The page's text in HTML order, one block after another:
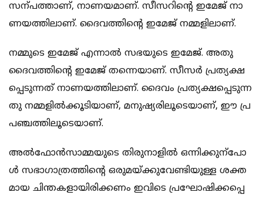
സ​​​​ന്പ​​​​ത്താ​​​​ണ്, നാ​​​​ണ​​​​യ​​​​മാ​​​​ണ്. സീ​​​​സ​​​​റി​​​​ന്‍റെ ഇ​​​​മേ​​​​ജ് നാ​​​​
ണ​​​​യ​​​​ത്തി​​​​ലാ​​​​ണ്. ദൈ​​​​വ​​​​ത്തി​​​​ന്‍റെ ഇ​​​​മേ​​​​ജ് ന​​​​മ്മ​​​​ളി​​​​ലാ​​​​ണ്.
ന​​​​മ്മു​​​​ടെ ഇ​​​​മേ​​​​ജ് എ​​​​ന്നാ​​​​ൽ സ​​​​ഭ​​​​യു​​​​ടെ ഇ​​​​മേ​​​​ജ്. അ​​​​തു
ദൈ​​​​വ​​​​ത്തി​​​​ന്‍റെ ഇ​​​​മേ​​​​ജ് ത​​​​ന്നെ​​​​യാ​​​​ണ്. സീ​​​​സ​​​​ർ പ്ര​​​​ത്യ​​​​ക്ഷ​​​​
പ്പെ​​​​ടു​​​​ന്ന​​​​ത് നാ​​​​ണ​​​​യ​​​​ത്തി​​​​ലാ​​​​ണ്. ദൈ​​​​വം പ്ര​​​​ത്യ​​​​ക്ഷ​​​​പ്പെ​​​​ടു​​​​ന്ന​​​​
തു ന​​​​മ്മ​​​​ളി​​​​ൽ​​​​ക്കൂ​​​​ടി​​​​യാ​​​​ണ്, മ​​​​നു​​​​ഷ്യ​​​​രി​​​​ലൂ​​​​ടെ​​​​യാ​​​​ണ്, ഈ ​​​​പ്ര​​​​
പ​​​​ഞ്ച​​​​ത്തി​​​​ലൂ​​​​ടെ​​​​യാ​​​​ണ്.
അ​​​​ൽ​​​​ഫോ​​​​ൻ​​​​സാ​​​​മ്മ​​​​യു​​​​ടെ തി​​​​രു​​​​നാ​​​​ളി​​​​ൽ ഒ​​​​ന്നി​​​​ക്കു​​​​ന്പോ​​​​
ൾ സ​​​​ഭാ​​​​ഗാ​​​​ത്ര​​​​ത്തി​​​​ന്‍റെ ഒ​​​​രു​​​​മ​​​​യ്ക്കു​​​​വേ​​​​ണ്ടി​​​​യു​​​​ള്ള ശ​​​​ക്ത​​​​
മാ​​​​യ ചി​​​​ന്ത​​​​ക​​​​ളാ​​​​യി​​​​രി​​​​ക്ക​​​​ണം ഇ​​​​വി​​​​ടെ പ്ര​​​​ഘോ​​​​ഷി​​​​ക്ക​​​​പ്പെ​​​​